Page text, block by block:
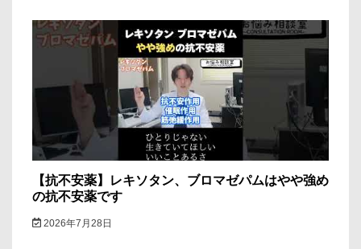
【抗不安薬】レキソタン、ブロマゼパムはやや強め
の抗不安薬です
2026年7月28日